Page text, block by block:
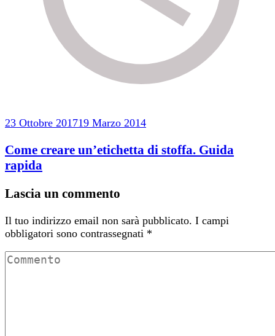
23 Ottobre 201719 Marzo 2014
Come creare un’etichetta di stoffa. Guida
rapida
Lascia un commento
Il tuo indirizzo email non sarà pubblicato. I campi
obbligatori sono contrassegnati *
Commento